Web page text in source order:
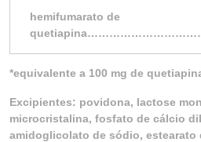
hemifumarato de
*equivalente a 100 mg de
Excipientes: povidona, lactose
microcristalina, fosfato de cálcio
amidoglicolato de sódio, estearato